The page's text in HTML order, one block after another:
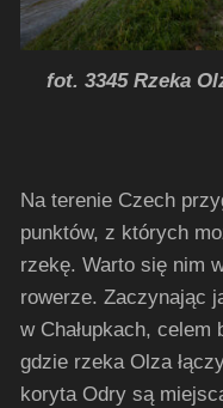
fot. 3345 Rzeka
Na terenie Czech
punktów, z których
rzekę. Warto się nim
rowerze. Zaczynając
w Chałupkach,
gdzie rzeka Olza
koryta Odry są